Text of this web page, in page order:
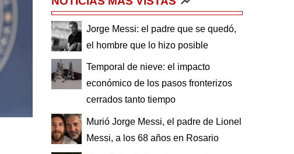
Jorge Messi: el padre que se quedó,
el hombre que lo hizo posible
Temporal de nieve: el impacto
económico de los pasos fronterizos
cerrados tanto tiempo
Murió Jorge Messi, el padre de Lionel
Messi, a los 68 años en Rosario